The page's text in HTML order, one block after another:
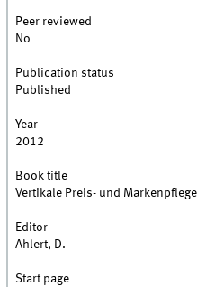
Peer reviewed
No
Publication status
Published
Year
2012
Book title
Vertikale Preis- und
Editor
Ahlert, D.
Start page